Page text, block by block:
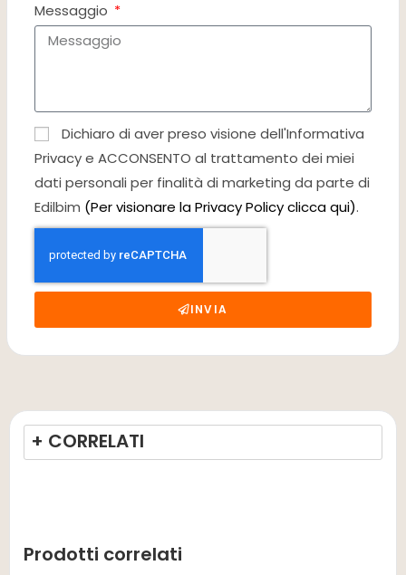
Messaggio
Dichiaro di aver preso visione dell'Informativa
Privacy e ACCONSENTO al trattamento dei miei
dati personali per finalità di marketing da parte di
Edilbim (Per visionare la Privacy Policy clicca qui).
INVIA
+ CORRELATI
Prodotti correlati